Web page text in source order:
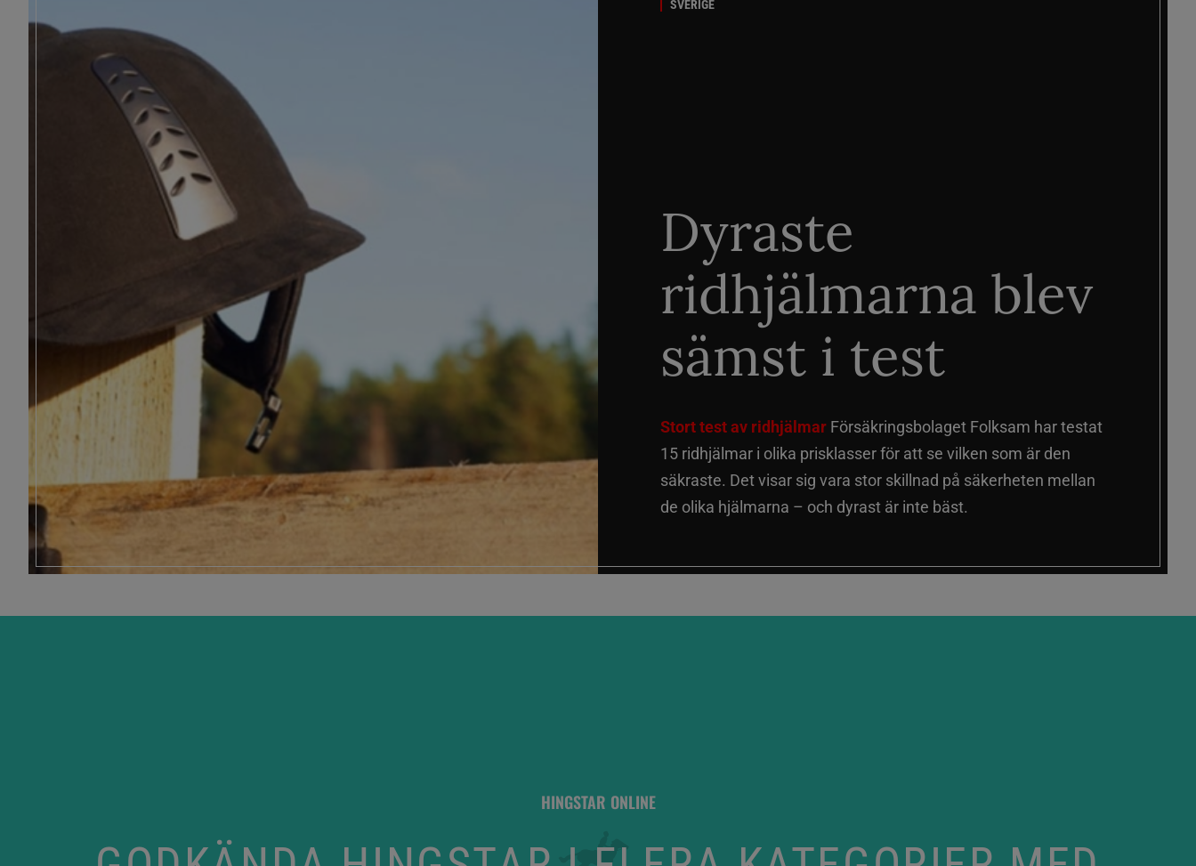
SVERIGE
Dyraste
ridhjälmarna blev
sämst i test
Stort test av ridhjälmar Försäkringsbolaget Folksam har testat
15 ridhjälmar i olika prisklasser för att se vilken som är den
säkraste. Det visar sig vara stor skillnad på säkerheten mellan
de olika hjälmarna – och dyrast är inte bäst.
HINGSTAR ONLINE